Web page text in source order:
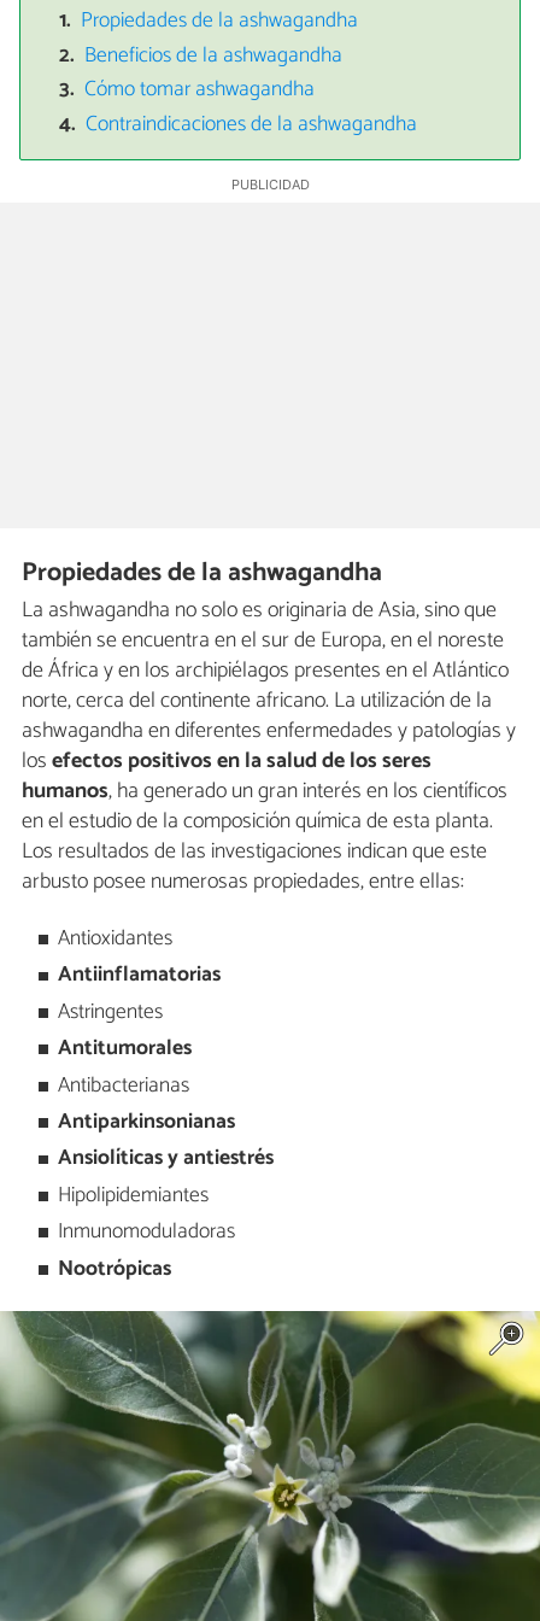
Propiedades de la ashwagandha
Beneficios de la ashwagandha
Cómo tomar ashwagandha
Contraindicaciones de la ashwagandha
Propiedades de la ashwagandha
La ashwagandha no solo es originaria de Asia, sino que
también se encuentra en el sur de Europa, en el noreste
de África y en los archipiélagos presentes en el Atlántico
norte, cerca del continente africano. La utilización de la
ashwagandha en diferentes enfermedades y patologías y
losefectos positivos en la salud de los seres
humanos, ha generado un gran interés en los científicos
en el estudio de la composición química de esta planta.
Los resultados de las investigaciones indican que este
arbusto posee numerosas propiedades, entre ellas:
Antioxidantes
Antiinflamatorias
Astringentes
Antitumorales
Antibacterianas
Antiparkinsonianas
Ansiolíticas y antiestrés
Hipolipidemiantes
Inmunomoduladoras
Nootrópicas